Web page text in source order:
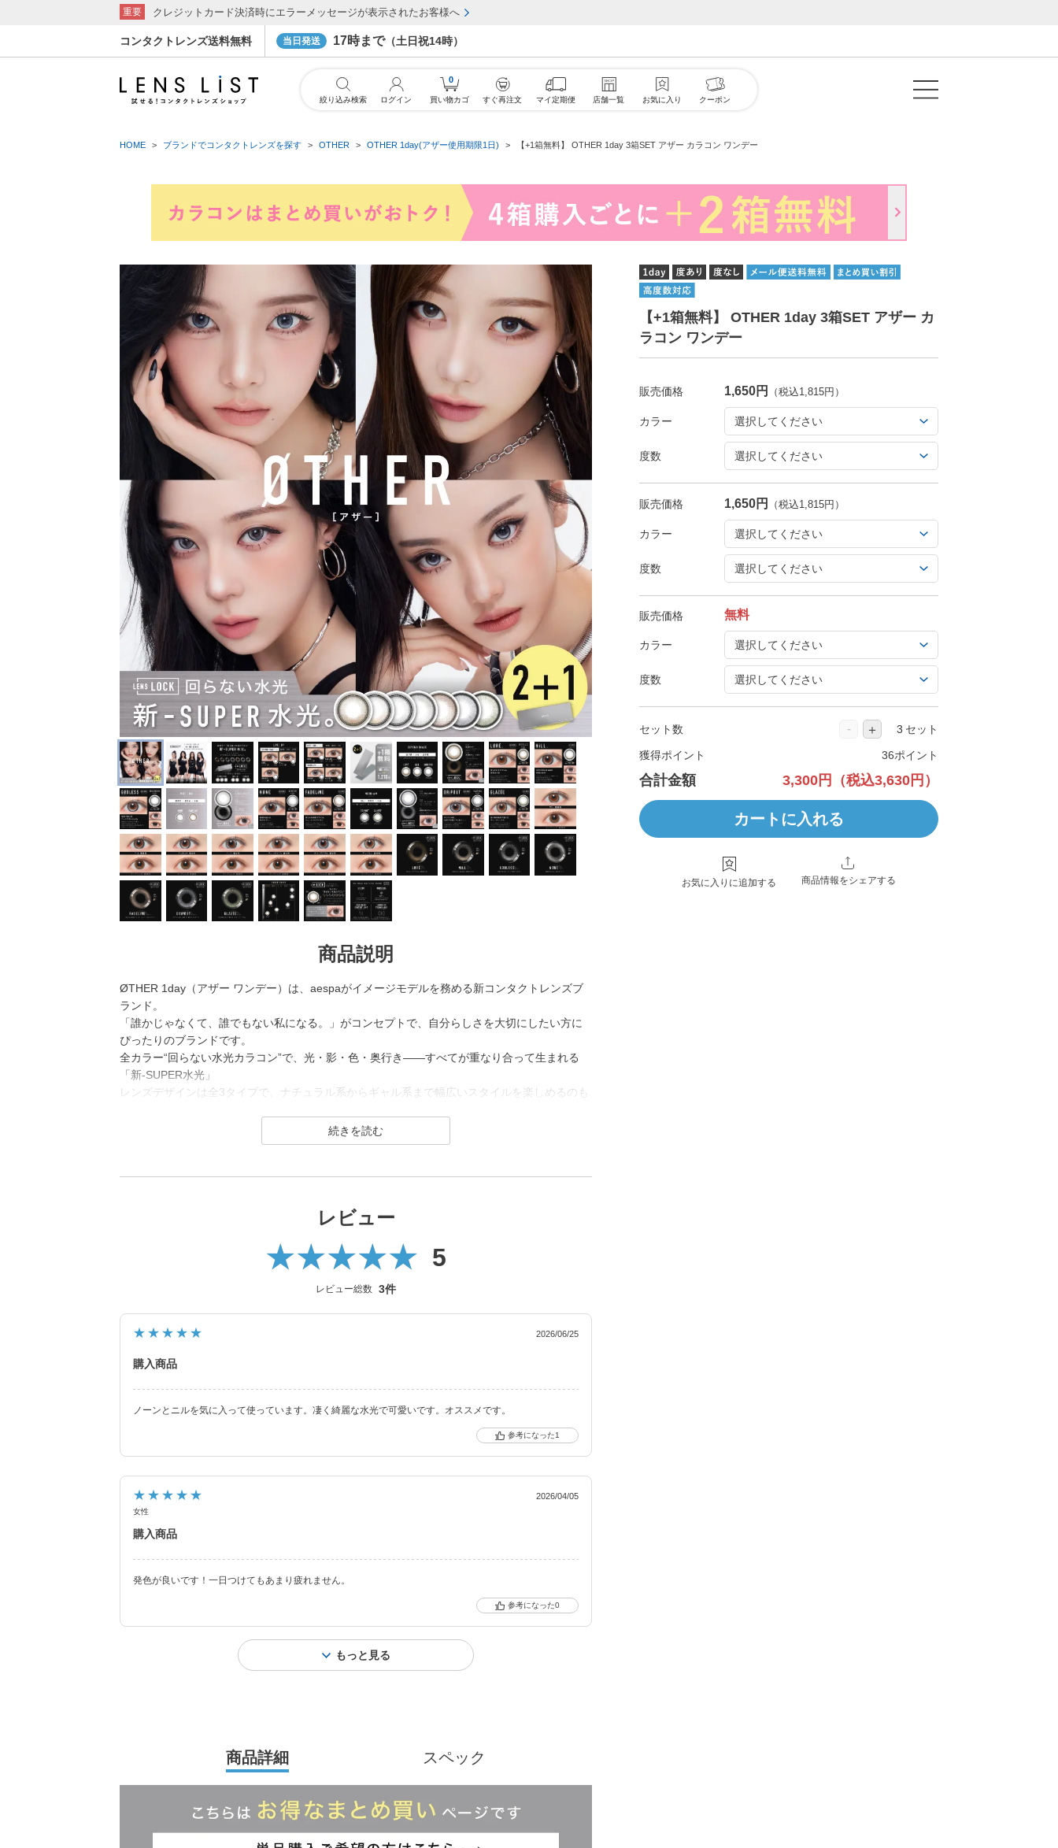
コンタクトレンズ送料無料 当日発送 17時まで（土日祝14時）
重要 クレジットカード決済時にエラーメッセージが表示されたお客様へ
HOME ブランドでコンタクトレンズを探す OTHER OTHER 1day(アザー使用期限1日) 【+1箱無料】 OTHER 1day 3箱SET アザー カラコン ワンデー
【+1箱無料】 OTHER 1day 3箱SET アザー カ
ラコン ワンデー
販売価格 1,650円 （税込1,815円）
カラー
度数
販売価格 1,650円 （税込1,815円）
カラー
度数
販売価格 無料
カラー
度数
セット数 - ＋ セット
獲得ポイント 36ポイント
合計金額 3,300円 （税込3,630円）
カートに入れる
お気に入りに追加する 商品情報をシェアする
商品説明
ØTHER 1day（アザー ワンデー）は、aespaがイメージモデルを務める新コンタクトレンズブ
ランド。
「誰かじゃなくて、誰でもない私になる。」がコンセプトで、自分らしさを大切にしたい方に
ぴったりのブランドです。
全カラー“回らない水光カラコン”で、光・影・色・奥行き――すべてが重なり合って生まれる
「新-SUPER水光」
レンズデザインは全3タイプで、ナチュラル系からギャル系まで幅広いスタイルを楽しめるのも
※軸固定技術を利用することでレンズの回転を抑え定位置で安定させます。
レビュー
5
レビュー総数 3件
★★★★★ 2026/06/25
購入商品
ノーンとニルを気に入って使っています。凄く綺麗な水光で可愛いです。オススメです。
1
★★★★★
女性
2026/04/05
購入商品
発色が良いです！一日つけてもあまり疲れません。
0
もっと見る
商品詳細 スペック
絞り込み検索 ログイン
0
買い物カゴ すぐ再注文 マイ定期便 店舗一覧 お気に入り クーポン
クーポン詳細